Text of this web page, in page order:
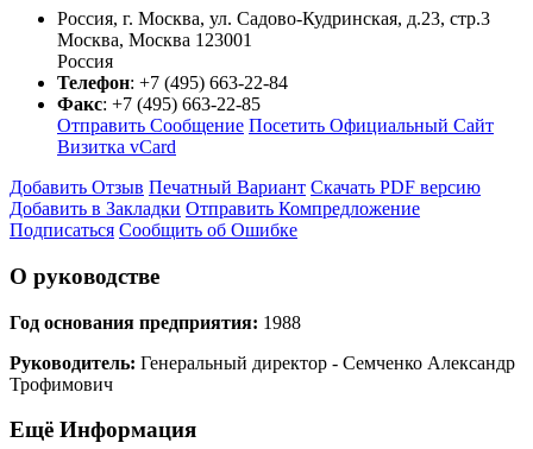
Россия, г. Москва, ул. Садово-Кудринская, д.23, стр.3
Москва, Москва 123001
Россия
Телефон: +7 (495) 663-22-84
Факс: +7 (495) 663-22-85
Отправить Сообщение Посетить Официальный Сайт
Визитка vCard
Добавить Отзыв Печатный Вариант Скачать PDF версию
Добавить в Закладки Отправить Компредложение
Подписаться Сообщить об Ошибке
О руководстве
Год основания предприятия: 1988
Руководитель: Генеральный директор - Семченко Александр
Трофимович
Ещё Информация